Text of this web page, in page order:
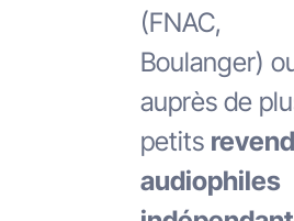
(FNAC,
Boulanger)
auprès de
petits
audiophiles